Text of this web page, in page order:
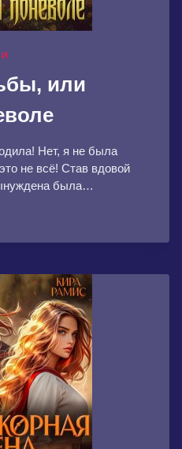
или
Нет, я не была
не всё! Став вдовой
была…